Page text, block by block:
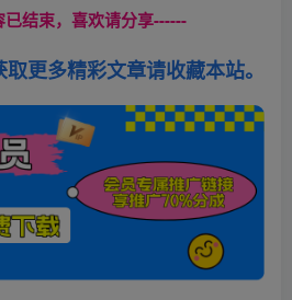
结束，喜欢请分享------
更多精彩文章请收藏本站。